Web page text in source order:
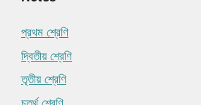
প্রথম শ্রেণি
দ্বিতীয় শ্রেণি
তৃতীয় শ্রেণি